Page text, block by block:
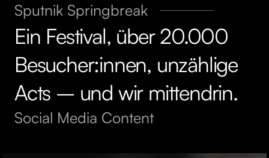
Sputnik Springbreak
Ein Festival, über 20.000
Besucher:innen, unzählige
Acts – und wir mittendrin.
Social Media Content